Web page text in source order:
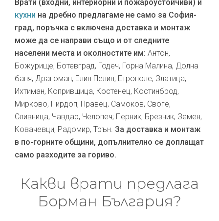
Врати (входни, интериорни и пожароустойчиви) и
кухни на дребно предлагаме не само за София-
град, поръчка с включена доставка и монтаж
може да се направи също и от следните
населени места и околностите им: Антон,
Божурище, Ботевград, Годеч, Горна Малина, Долна
баня, Драгоман, Елин Пелин, Етрополе, Златица,
Ихтиман, Копривщица, Костенец, Костинброд,
Мирково, Пирдоп, Правец, Самоков, Своге,
Сливница, Чавдар, Челопеч; Перник, Брезник, Земен,
Ковачевци, Радомир, Трън. За доставка и монтаж
в по-горните общини, допълнително се доплащат
само разходите за гориво.
Какви врати предлага
Борман България?